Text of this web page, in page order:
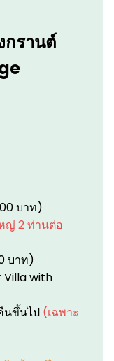
กรานต์
บาท)
ญ่ 2 ท่านต่อ
บาท)
Villa with
นขึ้นไป (เฉพาะ